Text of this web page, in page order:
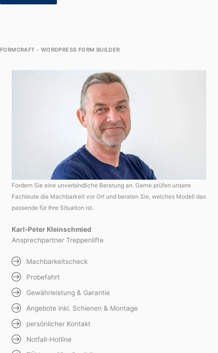
FORMCRAFT - WORDPRESS FORM BUILDER
Fordern Sie eine unverbindliche Beratung an. Gerne prüfen unsere
Fachleute die Machbarkeit vor Ort und beraten Sie, welches Modell das
passende für Ihre Situation ist.
Karl-Peter Kleinschmied
Ansprechpartner Treppenlifte
Machbarkeitscheck
Probefahrt
Gewährleistung & Garantie
Angebote inkl. Schienen & Montage
persönlicher Kontakt
Notfall-Hotline